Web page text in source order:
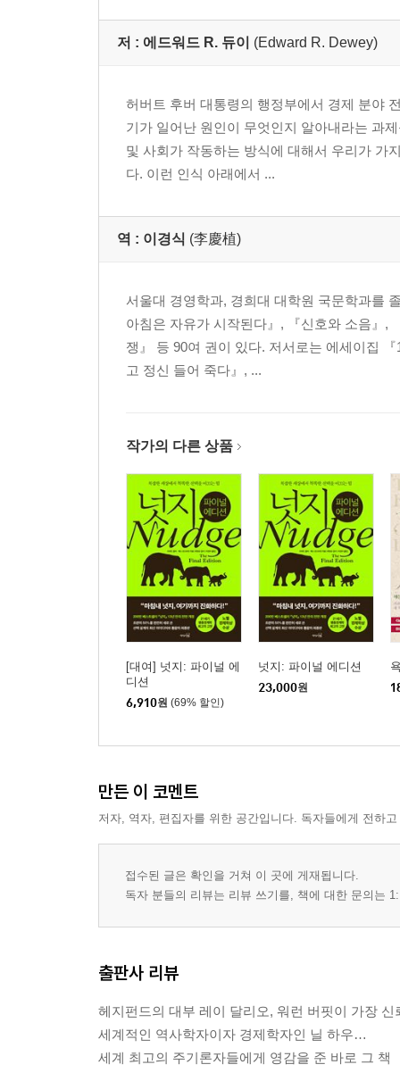
저 : 에드워드 R. 듀이 (Edward R. Dewey)
허버트 후버 대통령의 행정부에서 경제 분야
기가 일어난 원인이 무엇인지 알아내라는 과
및 사회가 작동하는 방식에 대해서 우리가 가
다. 이런 인식 아래에서 ...
역 : 이경식 (李慶植)
서울대 경영학과, 경희대 대학원 국문학과를
아침은 자유가 시작된다』, 『신호와 소음』,
쟁』 등 90여 권이 있다. 저서로는 에세이집
고 정신 들어 죽다』, ...
작가의 다른 상품
[대여] 넛지: 파이널 에
디션
6,910원 (69% 할인)
넛지: 파이널 에디션
23,000원
만든 이 코멘트
저자, 역자, 편집자를 위한 공간입니다. 독자들에게 전하
접수된 글은 확인을 거쳐 이 곳에 게재됩니다.
독자 분들의 리뷰는 리뷰 쓰기를, 책에 대한 문의는
출판사 리뷰
헤지펀드의 대부 레이 달리오, 워런 버핏이 가장
세계적인 역사학자이자 경제학자인 닐 하우…
세계 최고의 주기론자들에게 영감을 준 바로 그 책